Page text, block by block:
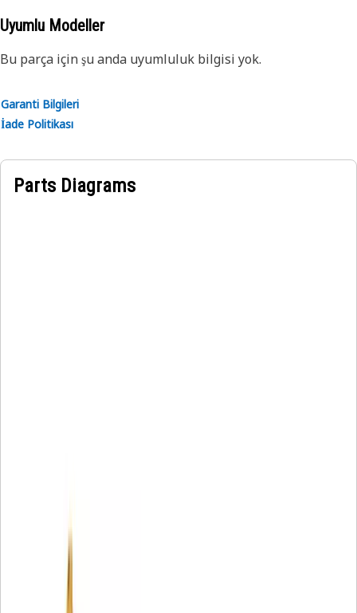
Uyumlu Modeller
Bu parça için şu anda uyumluluk bilgisi yok.
Garanti Bilgileri
İade Politikası
Parts Diagrams